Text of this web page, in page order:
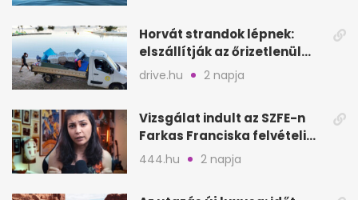
Horvát strandok lépnek:
elszállítják az őrizetlenül
hagyott törölközőket
drive.hu 2 napja
Vizsgálat indult az SZFE-n
Farkas Franciska felvételi
videója után
444.hu 2 napja